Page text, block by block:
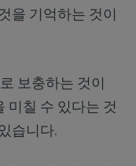
을 기억하는 것이
보충하는 것이
미칠 수 있다는 것
습니다.